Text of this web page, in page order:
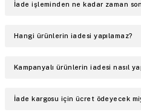
İade işleminden ne kadar zaman
Hangi ürünlerin iadesi yapılamaz?
Kampanyalı ürünlerin iadesi nasıl
İade kargosu için ücret ödeyecek